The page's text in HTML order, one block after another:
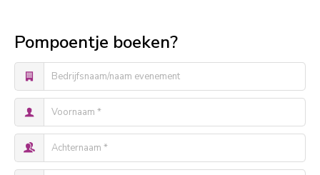
Pompoentje boeken?